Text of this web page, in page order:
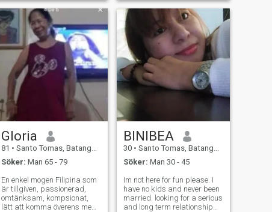
Gloria
81 • Santo Tomas, Batangas, Filippinerna
Söker: Man 65 - 79
En enkel mogen Filipina som
är tillgiven, passionerad,
omtänksam, kompsionat,
lätt att komma överens med.
BINIBEA
30 • Santo Tomas, Batangas, Filippinerna
Söker: Man 30 - 45
Im not here for fun please. I
have no kids and never been
married. looking for a serious
and long term relationship